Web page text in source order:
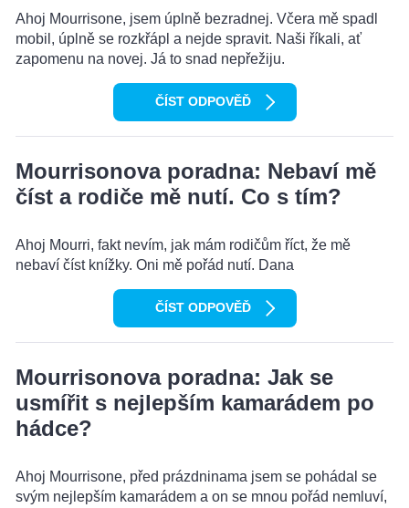
Ahoj Mourrisone, jsem úplně bezradnej. Včera mě spadl
mobil, úplně se rozkřápl a nejde spravit. Naši říkali, ať
zapomenu na novej. Já to snad nepřežiju.
ČÍST ODPOVĚĎ
Mourrisonova poradna: Nebaví mě
číst a rodiče mě nutí. Co s tím?
Ahoj Mourri, fakt nevím, jak mám rodičům říct, že mě
nebaví číst knížky. Oni mě pořád nutí. Dana
ČÍST ODPOVĚĎ
Mourrisonova poradna: Jak se
usmířit s nejlepším kamarádem po
hádce?
Ahoj Mourrisone, před prázdninama jsem se pohádal se
svým nejlepším kamarádem a on se mnou pořád nemluví,